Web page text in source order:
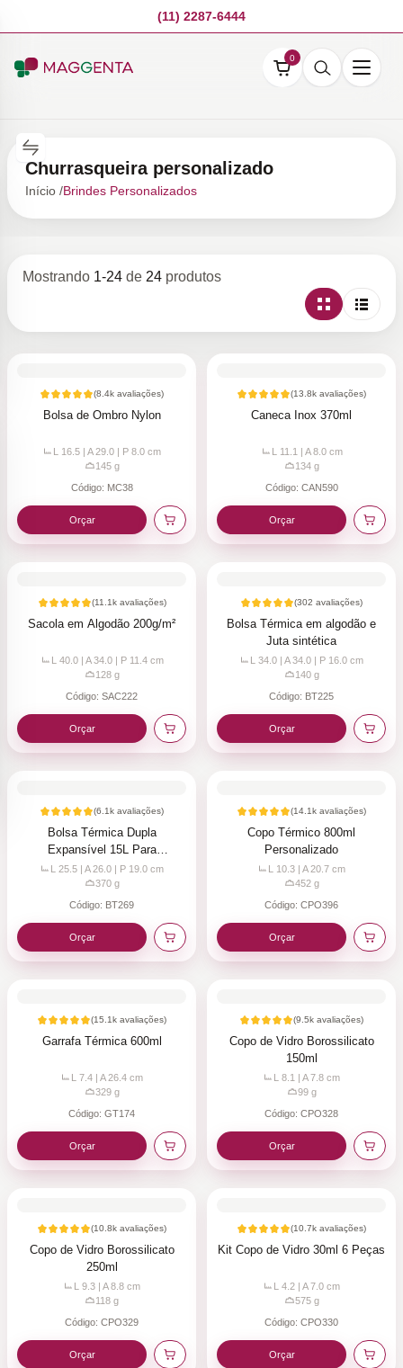
(11) 2287-6444
0
Churrasqueira personalizado
Início /Brindes Personalizados
Mostrando 1-24 de 24 produtos
(8.4k avaliações)
Bolsa de Ombro Nylon
L 16.5 | A 29.0 | P 8.0 cm
145g
Código: MC38
Orçar
(13.8k avaliações)
Caneca Inox 370ml
L 11.1 | A 8.0cm
134g
Código: CAN590
Orçar
(11.1kavaliações)
Sacola em Algodão 200g/m²
L 40.0 | A 34.0 | P 11.4cm
128g
Código: SAC222
Orçar
(302 avaliações)
Bolsa Térmica em algodão e
Juta sintética
L 34.0 | A 34.0 | P 16.0 cm
140g
Código: BT225
Orçar
(6.1k avaliações)
Bolsa Térmica Dupla
Expansível 15L Para
Personalizar
L 25.5 | A 26.0 | P 19.0 cm
370g
Código: BT269
Orçar
(14.1k avaliações)
Copo Térmico 800ml
Personalizado
L 10.3 | A 20.7 cm
452g
Código: CPO396
Orçar
(15.1k avaliações)
Garrafa Térmica 600ml
L 7.4 | A 26.4 cm
329g
Código: GT174
Orçar
(9.5k avaliações)
Copo de Vidro Borossilicato
150ml
L 8.1 | A 7.8 cm
99g
Código: CPO328
Orçar
(10.8k avaliações)
Copo de Vidro Borossilicato
250ml
L 9.3 | A 8.8 cm
118 g
Código: CPO329
Orçar
(10.7k avaliações)
Kit Copo de Vidro 30ml 6 Peças
L 4.2 | A 7.0 cm
575g
Código: CPO330
Orçar